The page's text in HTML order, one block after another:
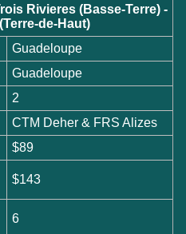
Rivieres (Basse-Terre) -
de-Haut)
Guadeloupe
Guadeloupe
2
CTM Deher & FRS Alizes
$89
$143
6